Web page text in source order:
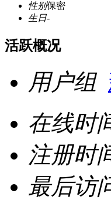
性别保密
生日-
活跃概况
用户组
在线时
注册时
最后访